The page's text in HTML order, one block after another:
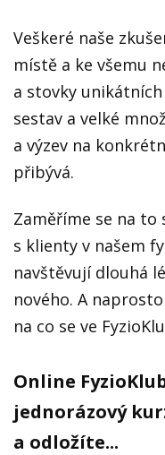
Veškeré naše
místě a ke všemu
a stovky
sestav a velké
a výzev na
přibývá.
Zaměříme se na to
s klienty v našem
navštěvují dlouhá
nového. A
na co se ve
Online
jednorázový
a odložíte...